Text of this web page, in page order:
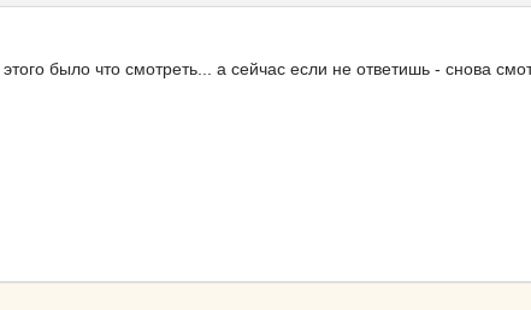
было что смотреть... а сейчас если не ответишь - снова